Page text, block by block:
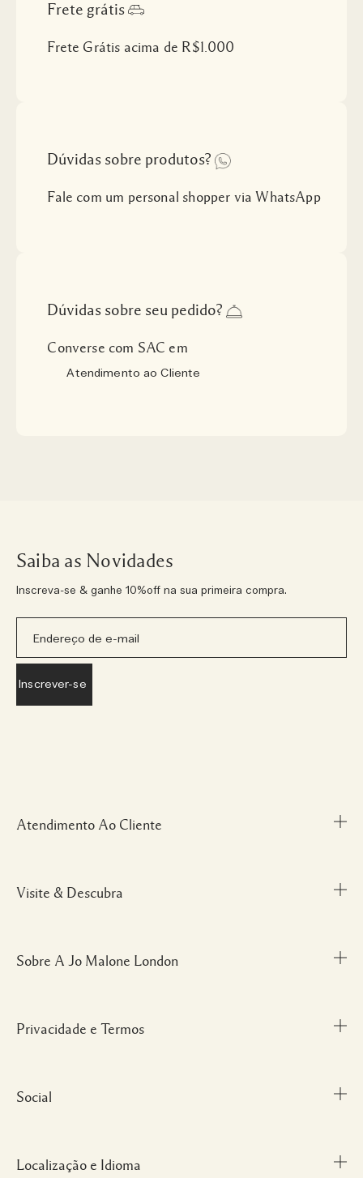
Frete grátis
Frete Grátis acima de R$1.000
Dúvidas sobre produtos?
Fale com um personal shopper via WhatsApp
Dúvidas sobre seu pedido?
Converse com SAC em
Atendimento ao Cliente
Saiba as Novidades
Inscreva-se & ganhe 10%off na sua primeira compra.
Atendimento Ao Cliente
Meu Perfil
Personal Shopper
Visite & Descubra
Descubra uma Fragrância
Glossário de Ingredientes
Sobre A Jo Malone London
Nossa História
Carreiras
Privacidade e Termos
Termos e Condições
Social
Instagram
Localização e Idioma